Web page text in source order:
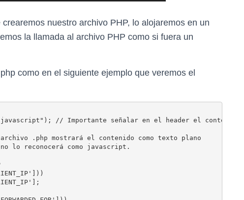
nuestro archivo PHP, lo alojaremos en un
la llamada al archivo PHP como si fuera un
como en el siguiente ejemplo que veremos el
// Importante señalar en el header el content-
.php mostrará el contenido como texto plano
lo reconocerá como javascript.